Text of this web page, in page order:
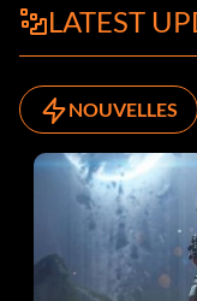
LATEST
NOUVELLES